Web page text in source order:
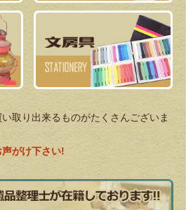
取り出来るものがたくさんございま
がけ下さい!